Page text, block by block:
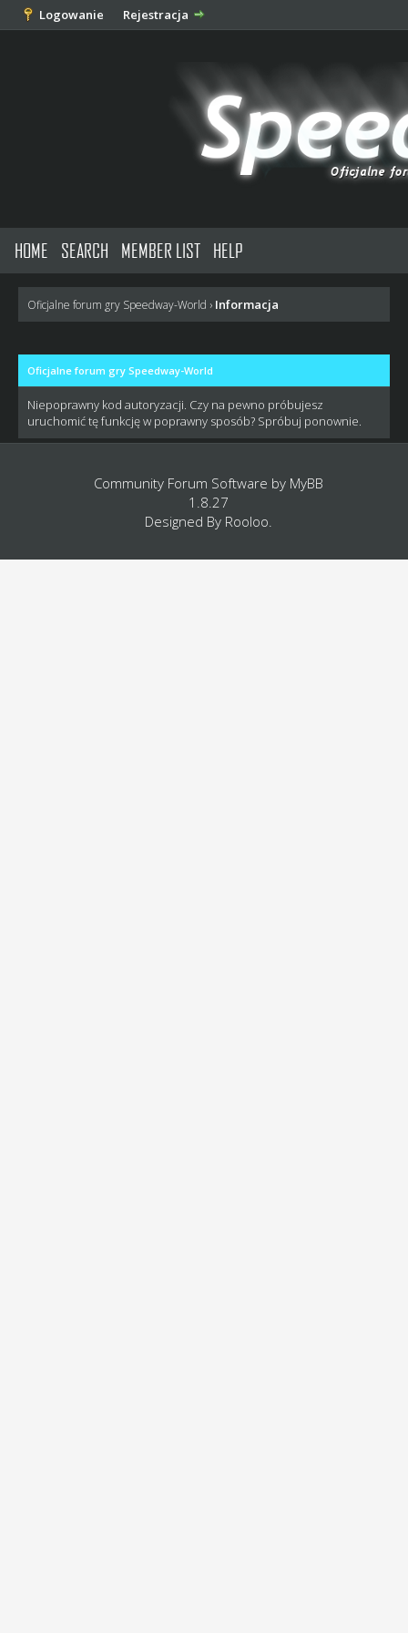
Logowanie Rejestracja
HOME SEARCH MEMBER LIST HELP
Oficjalne forum gry Speedway-World › Informacja
Oficjalne forum gry Speedway-World
Niepoprawny kod autoryzacji. Czy na pewno próbujesz
uruchomić tę funkcję w poprawny sposób? Spróbuj ponownie.
Community Forum Software by MyBB
1.8.27
Designed By Rooloo.